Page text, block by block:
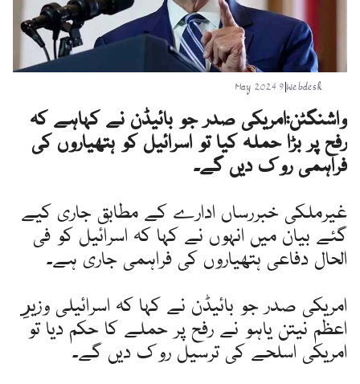
Webdesk
|
9 May 2024
واشنگٹن:امریکی صدر جو بائیڈن نے کہاہے کہ
رفح پر بڑا حملہ کیا تو اسرائیل کو ہتھیاروں کی
فراہمی روک دیں گے۔
غیرملکی خبررساں ادارے کے مطابق جاری کیے
گئے بیان میں انہوں نے کہا کہ اسرائیل کو فی
الحال دفاعی ہتھیاروں کی فراہمی جاری ہے۔
امریکی صدر جو بائیڈن نے کہا کہ اسرائیلی وزیرِ
اعظم نیتن یاہو نے رفح پر حملے کا حکم دیا تو
امریکی اسلحے کی ترسیل روک دیں گے۔